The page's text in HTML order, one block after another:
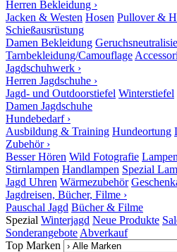
Herren Bekleidung ›
Jacken & Westen Hosen Pullover &
Schießausrüstung
Damen Bekleidung
Tarnbekleidung/Camouflage
Jagdschuhwerk ›
Herren Jagdschuhe ›
Jagd- und Outdoorstiefel Winterstiefel
Damen Jagdschuhe
Hundebedarf ›
Ausbildung & Training Hundeortung
Zubehör ›
Besser Hören Wild Fotografie
Stirnlampen Handlampen Spezial
Jagd Uhren Wärmezubehör
Jagdreisen, Bücher, Filme ›
Pauschal Jagd Bücher & Filme
Spezial Winterjagd Neue Produkte
Sonderangebote Abverkauf
Top Marken